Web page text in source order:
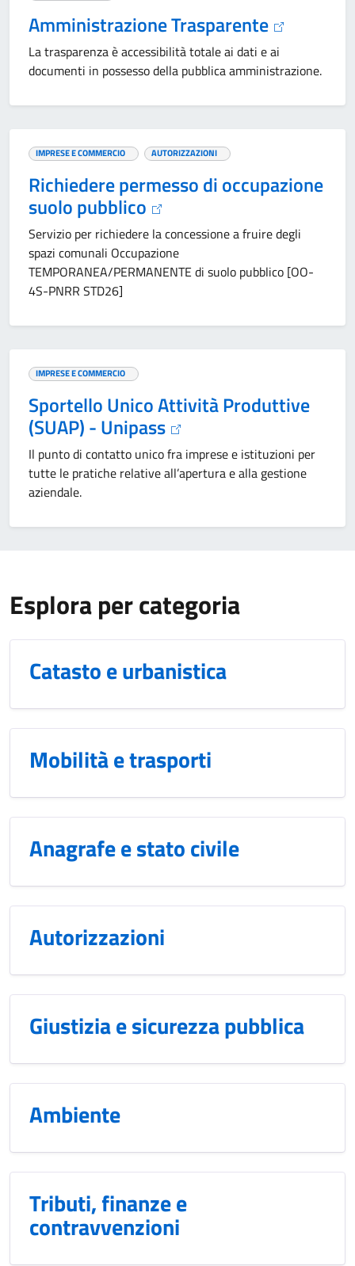
Amministrazione Trasparente
La trasparenza è accessibilità totale ai dati e ai
documenti in possesso della pubblica amministrazione.
IMPRESE E COMMERCIO AUTORIZZAZIONI
Richiedere permesso di occupazione
suolo pubblico
Servizio per richiedere la concessione a fruire degli
spazi comunali Occupazione
TEMPORANEA/PERMANENTE di suolo pubblico [OO-
4S-PNRR STD26]
IMPRESE E COMMERCIO
Sportello Unico Attività Produttive
(SUAP) - Unipass
Il punto di contatto unico fra imprese e istituzioni per
tutte le pratiche relative all’apertura e alla gestione
aziendale.
Esplora per categoria
Catasto e urbanistica
Mobilità e trasporti
Anagrafe e stato civile
Autorizzazioni
Giustizia e sicurezza pubblica
Ambiente
Tributi, finanze e
contravvenzioni